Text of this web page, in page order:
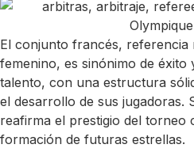
El conjunto francés, referencia
femenino, es sinónimo de éxito
talento, con una estructura
el desarrollo de sus jugadoras.
reafirma el prestigio del torneo
formación de futuras estrellas.